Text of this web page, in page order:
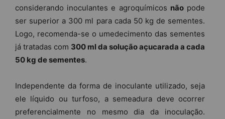
considerando inoculantes e agroquímicos nãopode
ser superior a 300 ml para cada 50 kg de sementes.
Logo, recomenda-se o umedecimento das sementes
já tratadas com 300 ml da solução açucarada a cada
50 kg de sementes.
Independente da forma de inoculante utilizado, seja
ele líquido ou turfoso, a semeadura deve ocorrer
preferencialmente no mesmo dia da inoculação.